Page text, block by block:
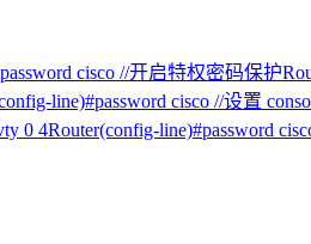
cisco //开启特权密码保护
line)#password cisco //设置
line)#password